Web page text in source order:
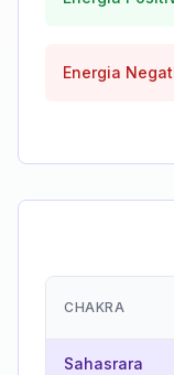
Energia
CHAKRA
Sahasrara